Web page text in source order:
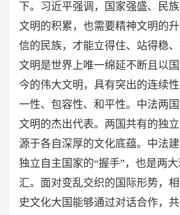
下。习近平强调，国家强盛、民
文明的积累，也需要精神文明的
信的民族，才能立得住、站得稳
文明是世界上唯一绵延不断且以
今的伟大文明，具有突出的连续
一性、包容性、和平性。中法两
文明的杰出代表。两国共有的独
源于各自深厚的文化底蕴。中法
独立自主国家的“握手”，也是两
汇。面对变乱交织的国际形势，
史文化大国能够通过对话合作，